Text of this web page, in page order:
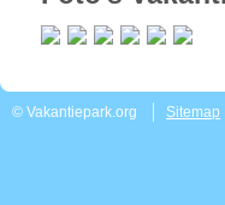
© Vakantiepark.org Sitemap